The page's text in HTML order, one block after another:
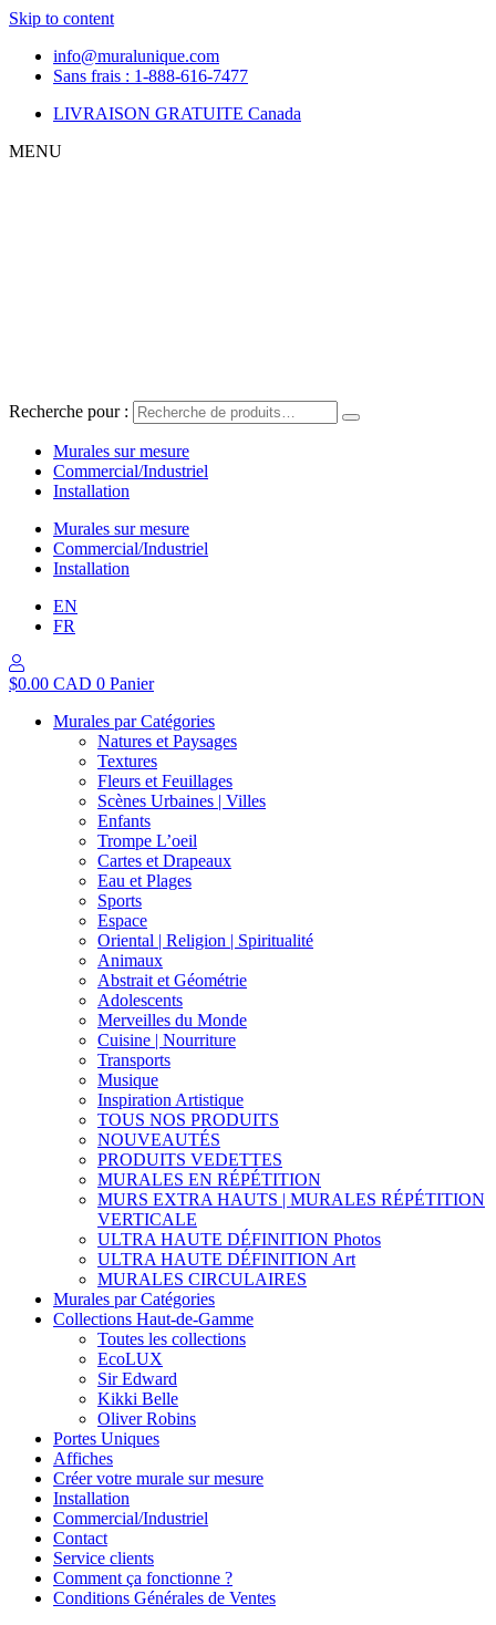
Skip to content
info@muralunique.com
Sans frais : 1-888-616-7477
LIVRAISON GRATUITE Canada
MENU
Recherche pour :
Murales sur mesure
Commercial/Industriel
Installation
Murales sur mesure
Commercial/Industriel
Installation
EN
FR
$0.00 CAD 0 Panier
Murales par Catégories
Natures et Paysages
Textures
Fleurs et Feuillages
Scènes Urbaines | Villes
Enfants
Trompe L’oeil
Cartes et Drapeaux
Eau et Plages
Sports
Espace
Oriental | Religion | Spiritualité
Animaux
Abstrait et Géométrie
Adolescents
Merveilles du Monde
Cuisine | Nourriture
Transports
Musique
Inspiration Artistique
TOUS NOS PRODUITS
NOUVEAUTÉS
PRODUITS VEDETTES
MURALES EN RÉPÉTITION
MURS EXTRA HAUTS | MURALES RÉPÉTITION
VERTICALE
ULTRA HAUTE DÉFINITION Photos
ULTRA HAUTE DÉFINITION Art
MURALES CIRCULAIRES
Murales par Catégories
Collections Haut-de-Gamme
Toutes les collections
EcoLUX
Sir Edward
Kikki Belle
Oliver Robins
Portes Uniques
Affiches
Créer votre murale sur mesure
Installation
Commercial/Industriel
Contact
Service clients
Comment ça fonctionne ?
Conditions Générales de Ventes